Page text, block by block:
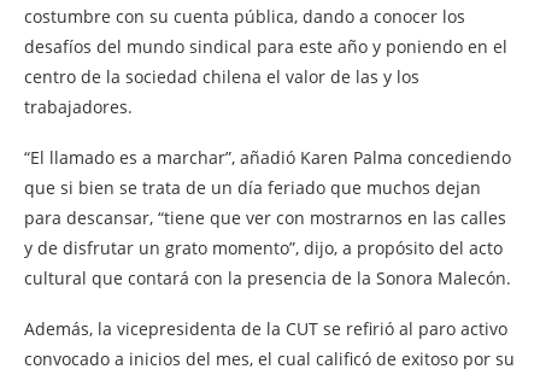
costumbre con su cuenta pública, dando a conocer los
desafíos del mundo sindical para este año y poniendo en el
centro de la sociedad chilena el valor de las y los
trabajadores.
“El llamado es a marchar”, añadió Karen Palma concediendo
que si bien se trata de un día feriado que muchos dejan
para descansar, “tiene que ver con mostrarnos en las calles
y de disfrutar un grato momento”, dijo, a propósito del acto
cultural que contará con la presencia de la Sonora Malecón.
Además, la vicepresidenta de la CUT se refirió al paro activo
convocado a inicios del mes, el cual calificó de exitoso por su